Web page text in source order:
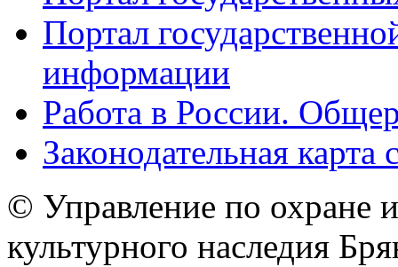
Портал
информации
Работа в России.
Законодательная карта
© Управление по охране
культурного наследия